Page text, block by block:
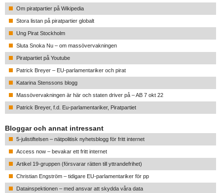
Om piratpartier på Wikipedia
Stora listan på piratpartier globalt
Ung Pirat Stockholm
Sluta Snoka Nu – om massövervakningen
Piratpartiet på Youtube
Patrick Breyer – EU-parlamentariker och pirat
Katarina Stenssons blogg
Massövervakningen är här och staten driver på – AB 7 okt 22
Patrick Breyer, f.d. Eu-parlamentariker, Piratpartiet
Bloggar och annat intressant
5-julistiftelsen – nätpolitisk nyhetsblogg för fritt internet
Access now – bevakar ett fritt internet
Artikel 19-gruppen (försvarar rätten till yttrandefrihet)
Christian Engström – tidigare EU-parlamentariker för pp
Datainspektionen – med ansvar att skydda våra data